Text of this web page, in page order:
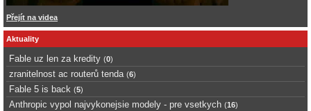
Přejít na videa
Aktuality
Fable uz len za kredity (0)
zranitelnost ac routerů tenda (6)
Fable 5 is back (5)
Anthropic vypol najvykonejsie modely - pre vsetkych (16)